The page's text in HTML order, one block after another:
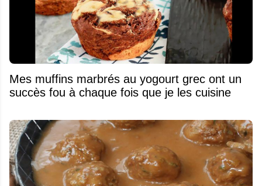
Mes muffins marbrés au yogourt grec ont un
succès fou à chaque fois que je les cuisine